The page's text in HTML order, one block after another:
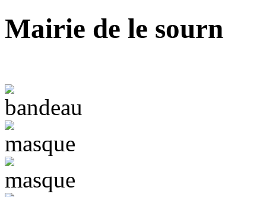
Mairie de le sourn